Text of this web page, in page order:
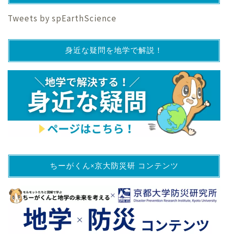
Tweets by spEarthScience
身近な疑問を地学で解説！
ちーがくん×京大防災研 コンテンツ